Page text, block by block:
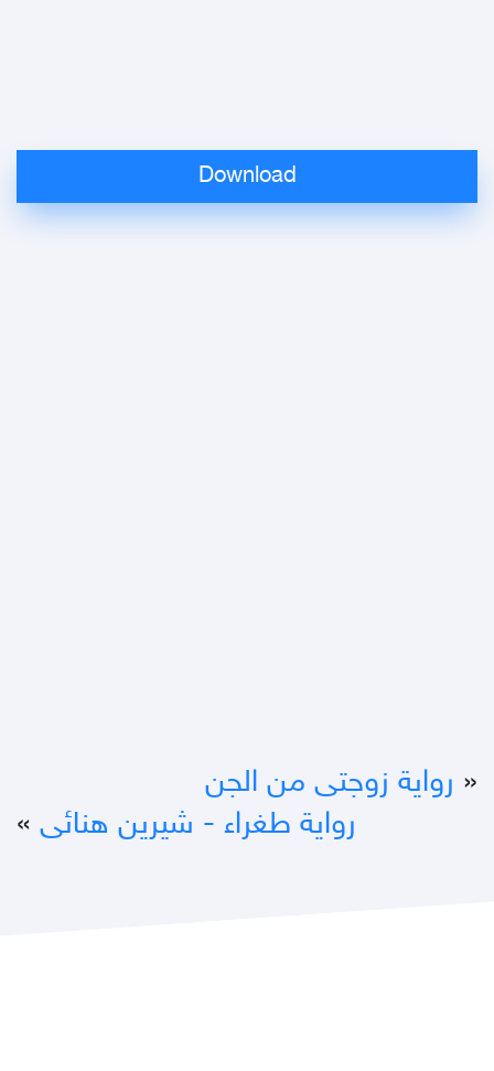
« رواية زوجتى من الجن
رواية طغراء - شيرين هنائى »